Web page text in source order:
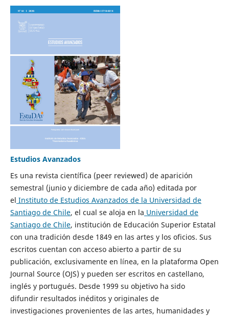
Estudios Avanzados
Es una revista científica (peer reviewed) de aparición
semestral (junio y diciembre de cada año) editada por
el Instituto de Estudios Avanzados de la Universidad de
Santiago de Chile, el cual se aloja en la Universidad de
Santiago de Chile, institución de Educación Superior Estatal
con una tradición desde 1849 en las artes y los oficios. Sus
escritos cuentan con acceso abierto a partir de su
publicación, exclusivamente en línea, en la plataforma Open
Journal Source (OJS) y pueden ser escritos en castellano,
inglés y portugués. Desde 1999 su objetivo ha sido
difundir resultados inéditos y originales de
investigaciones provenientes de las artes, humanidades y